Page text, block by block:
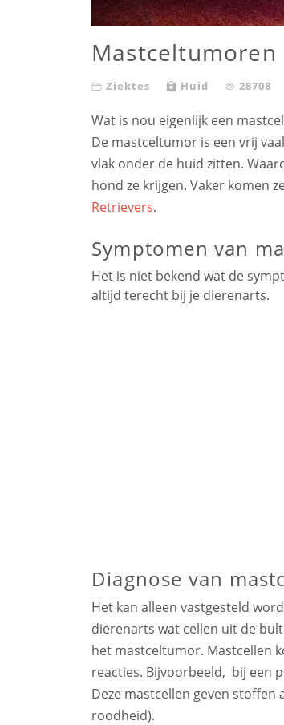
Mastceltumoren
Ziektes Huid 28708
Wat is nou eigenlijk een
De mastceltumor is een vrij
vlak onder de huid zitten.
hond ze krijgen. Vaker komen
Retrievers.
Symptomen van
Het is niet bekend wat de
altijd terecht bij je dierenarts.
Diagnose van
Het kan alleen vastgesteld
dierenarts wat cellen uit de
het mastceltumor. Mastcellen
reacties. Bijvoorbeeld, bij een
Deze mastcellen geven stoffen
roodheid).